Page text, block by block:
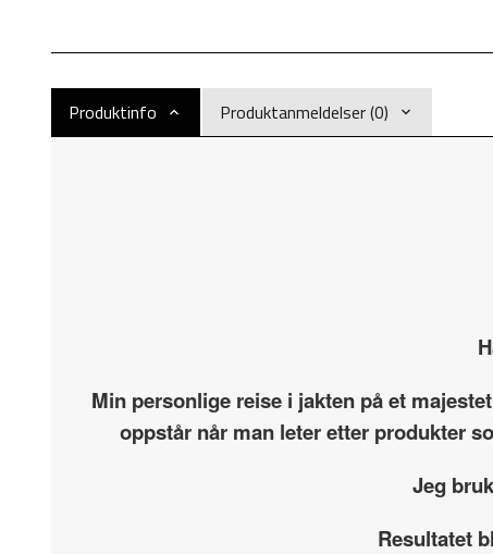
Produktinfo Produktanmeldelser (0)
Min personlige reise i jakten på et
oppstår når man leter etter produkter
Jeg
Resultatet